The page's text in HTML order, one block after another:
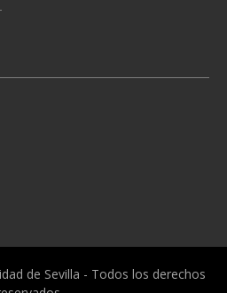
de Sevilla - Todos los derechos